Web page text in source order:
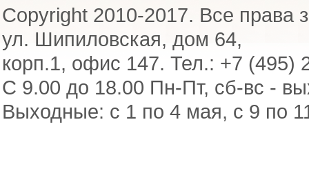
Copyright 2010-2017. Все права
ул. Шипиловская, дом 64,
корп.1, офис 147. Тел.: +7 (495)
С 9.00 до 18.00 Пн-Пт, сб-вс -
Выходные: с 1 по 4 мая, с 9 по